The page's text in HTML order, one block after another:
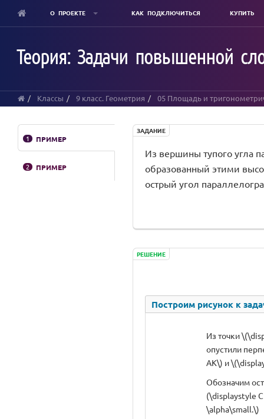
content
О ПРОЕКТЕ КАК ПОДКЛЮЧИТЬСЯ КУПИТЬ
Теория: Задачи повышенной
Классы 9 класс. Геометрия 05 Площадь и
1 ПРИМЕР
2 ПРИМЕР
ЗАДАНИЕ
Из вершины тупого угла
образованный этими
острый угол
РЕШЕНИЕ
Построим рисунок к
Из точки
опустили
AK\) и
Обозначим
(\displaystyle
\alpha\small.\)